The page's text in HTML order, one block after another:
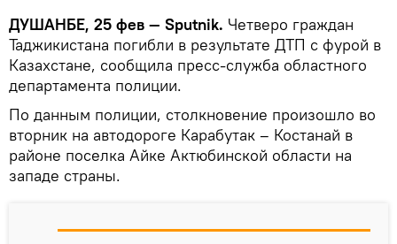
ДУШАНБЕ, 25 фев — Sputnik. Четверо граждан
Таджикистана погибли в результате ДТП с фурой в
Казахстане, сообщила пресс-служба областного
департамента полиции.
По данным полиции, столкновение произошло во
вторник на автодороге Карабутак – Костанай в
районе поселка Айке Актюбинской области на
западе страны.